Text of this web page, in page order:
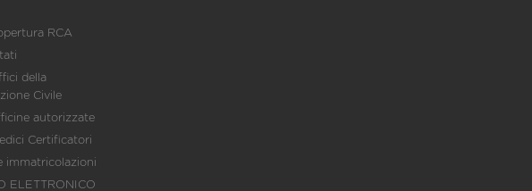
RCA
della
Civile
autorizzate
Certificatori
immatricolazioni
ELETTRONICO